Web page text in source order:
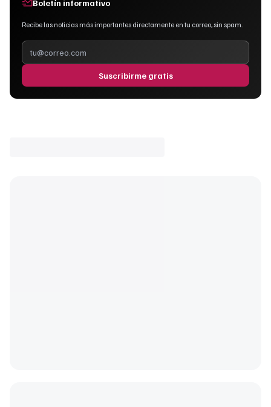
Boletín informativo
Recibe las noticias más importantes directamente en tu correo, sin spam.
Suscribirme gratis